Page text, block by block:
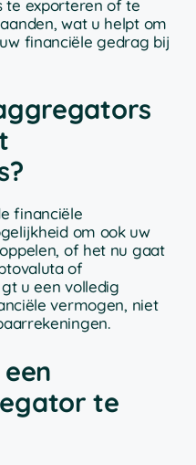
te exporteren of te
wat u helpt om
financiële gedrag bij
financiële
om ook uw
of het nu gaat
of
u een volledig
vermogen, niet
te